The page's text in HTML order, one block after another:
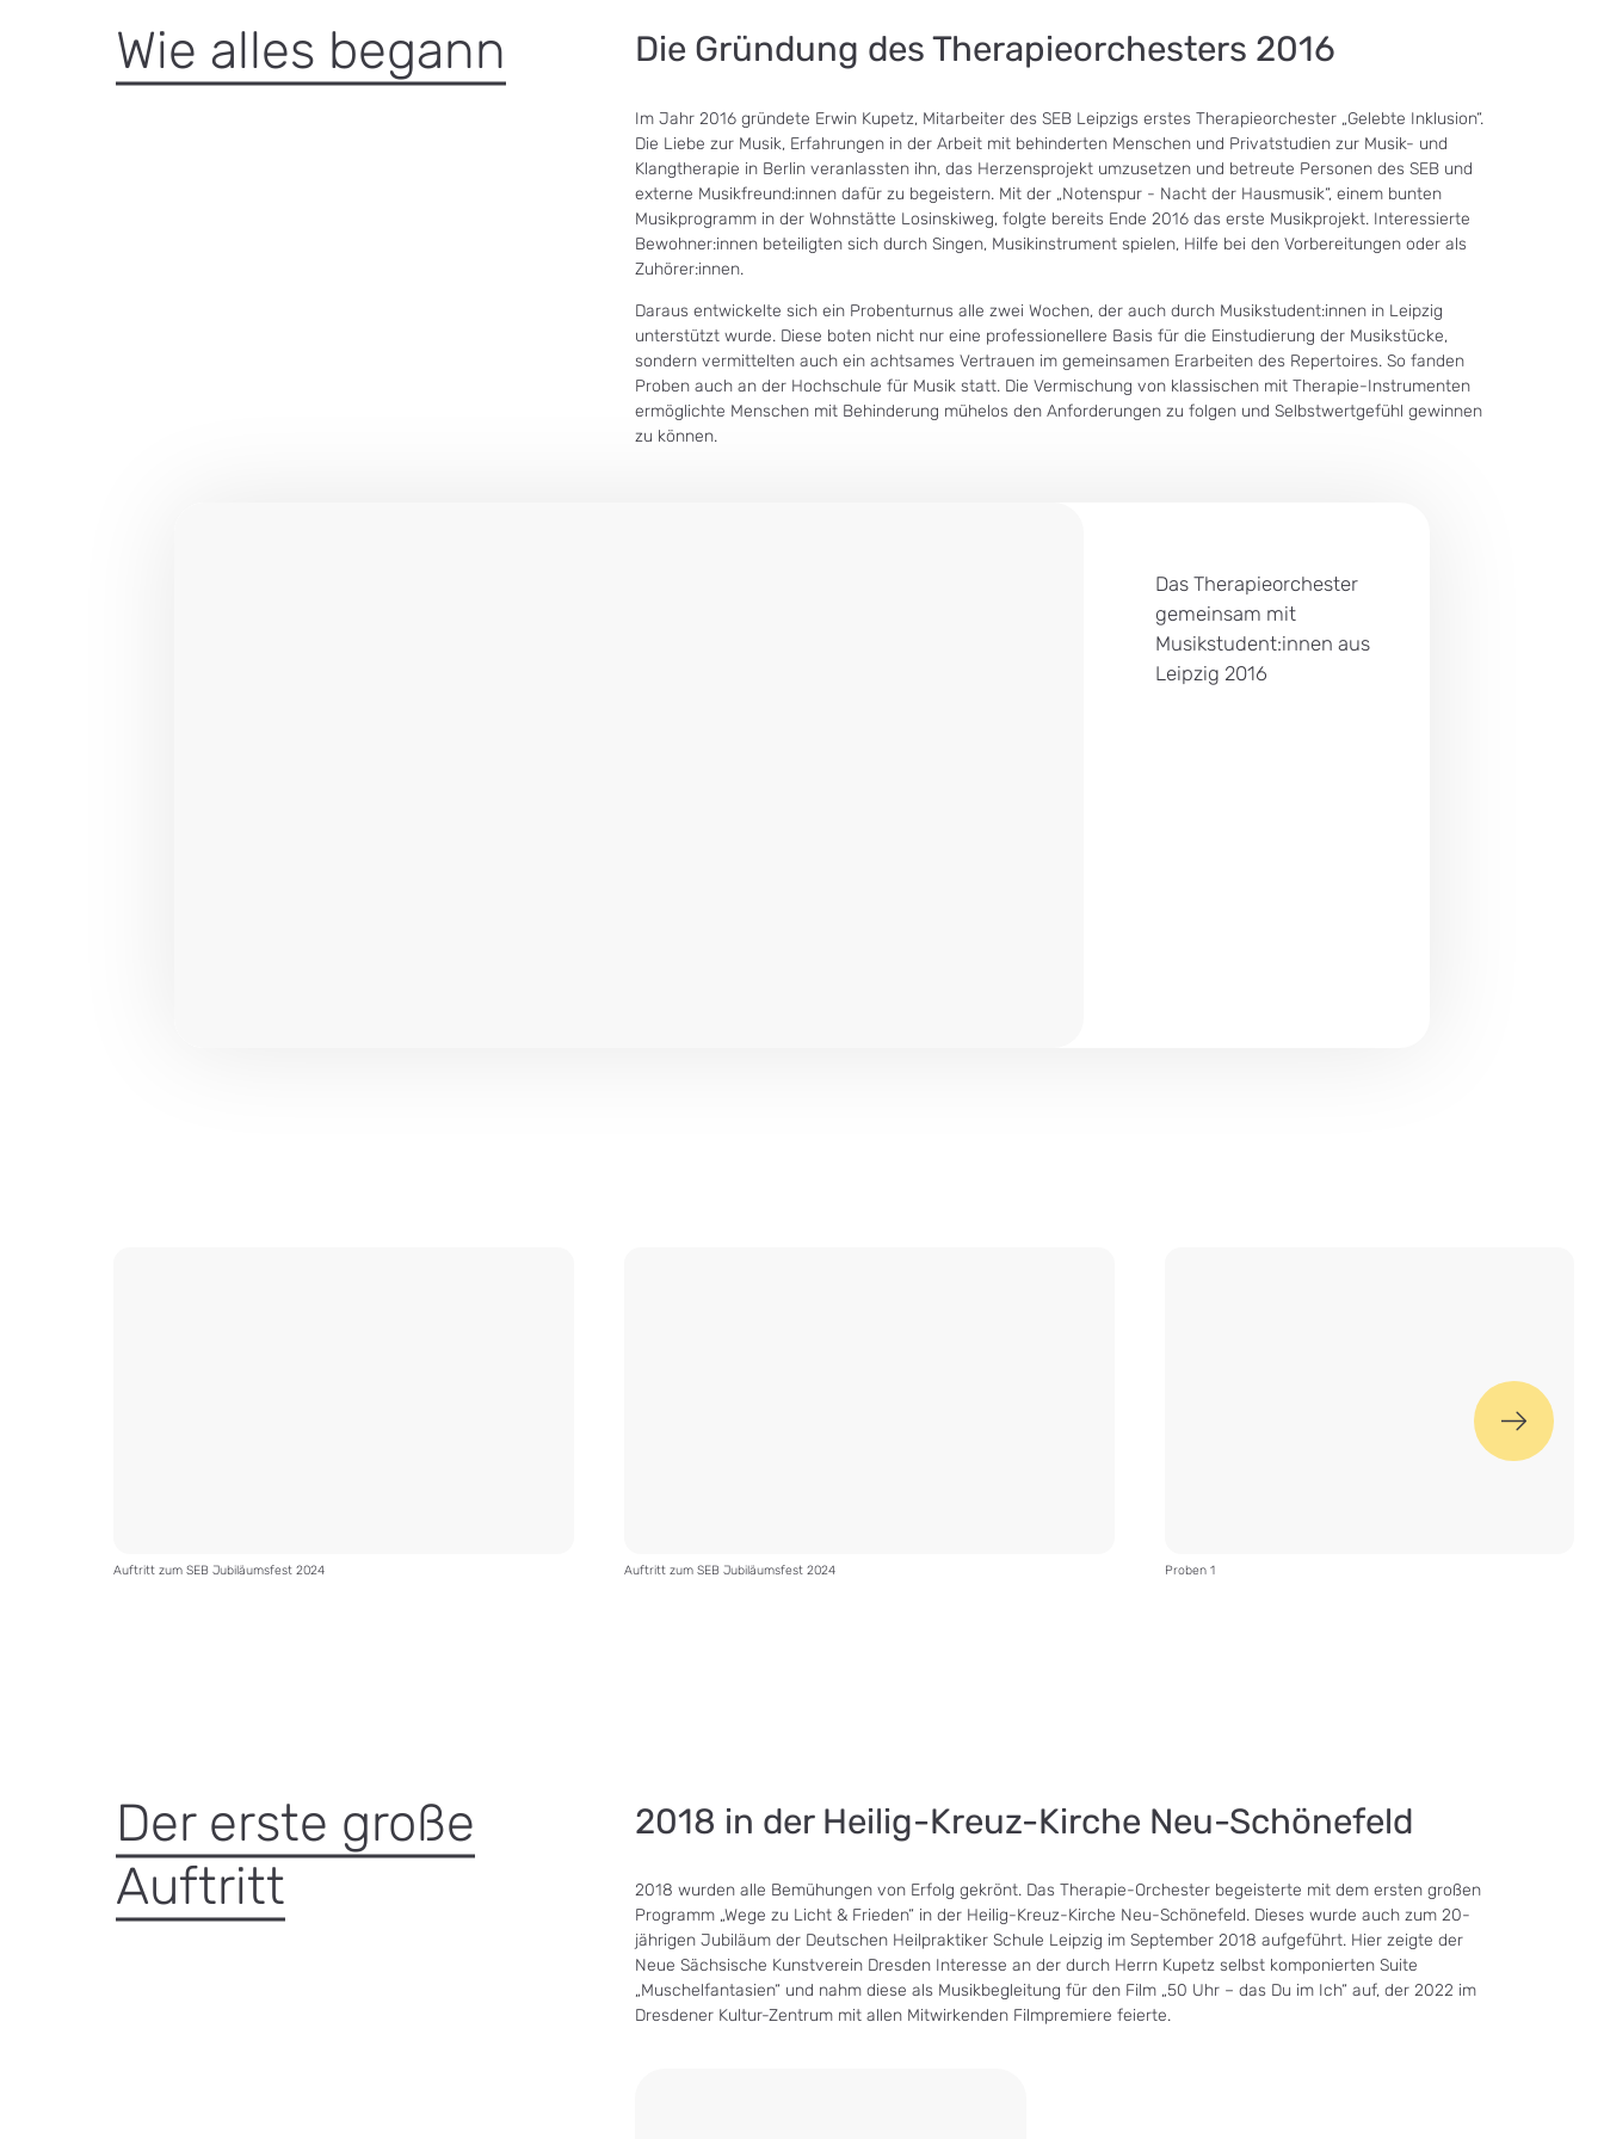
Wie alles begann Die Gründung des Therapieorchesters 2016
Im Jahr 2016 gründete Erwin Kupetz, Mitarbeiter des SEB Leipzigs erstes Therapieorchester „Gelebte Inklusion“.
Die Liebe zur Musik, Erfahrungen in der Arbeit mit behinderten Menschen und Privatstudien zur Musik- und
Klangtherapie in Berlin veranlassten ihn, das Herzensprojekt umzusetzen und betreute Personen des SEB und
externe Musikfreund:innen dafür zu begeistern. Mit der „Notenspur - Nacht der Hausmusik“, einem bunten
Musikprogramm in der Wohnstätte Losinskiweg, folgte bereits Ende 2016 das erste Musikprojekt. Interessierte
Bewohner:innen beteiligten sich durch Singen, Musikinstrument spielen, Hilfe bei den Vorbereitungen oder als
Zuhörer:innen.
Daraus entwickelte sich ein Probenturnus alle zwei Wochen, der auch durch Musikstudent:innen in Leipzig
unterstützt wurde. Diese boten nicht nur eine professionellere Basis für die Einstudierung der Musikstücke,
sondern vermittelten auch ein achtsames Vertrauen im gemeinsamen Erarbeiten des Repertoires. So fanden
Proben auch an der Hochschule für Musik statt. Die Vermischung von klassischen mit Therapie-Instrumenten
ermöglichte Menschen mit Behinderung mühelos den Anforderungen zu folgen und Selbstwertgefühl gewinnen
zu können.
Das Therapieorchester
gemeinsam mit
Musikstudent:innen aus
Leipzig 2016
Auftritt zum SEB Jubiläumsfest 2024 Auftritt zum SEB Jubiläumsfest 2024 Proben 1
nächstes
Bild
Der erste große
Auftritt
2018 in der Heilig-Kreuz-Kirche Neu-Schönefeld
2018 wurden alle Bemühungen von Erfolg gekrönt. Das Therapie-Orchester begeisterte mit dem ersten großen
Programm „Wege zu Licht & Frieden“ in der Heilig-Kreuz-Kirche Neu-Schönefeld. Dieses wurde auch zum 20-
jährigen Jubiläum der Deutschen Heilpraktiker Schule Leipzig im September 2018 aufgeführt. Hier zeigte der
Neue Sächsische Kunstverein Dresden Interesse an der durch Herrn Kupetz selbst komponierten Suite
„Muschelfantasien“ und nahm diese als Musikbegleitung für den Film „50 Uhr – das Du im Ich“ auf, der 2022 im
Dresdener Kultur-Zentrum mit allen Mitwirkenden Filmpremiere feierte.